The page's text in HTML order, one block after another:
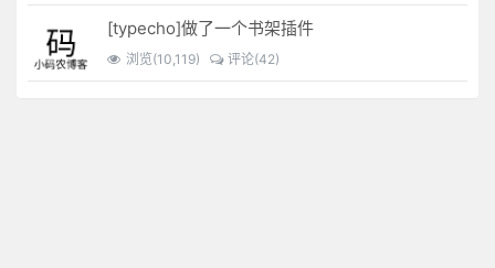
[typecho]做了一个书架插件
浏览(10,119) 评论(42)